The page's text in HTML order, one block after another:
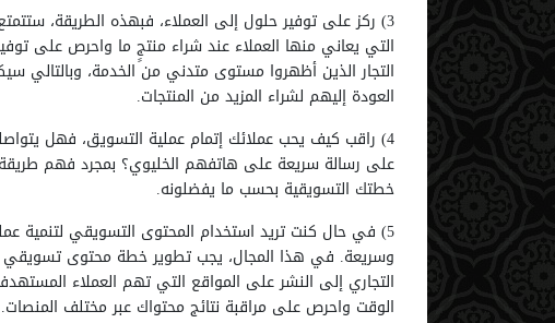
3) ركز على توفير حلول إلى العملاء، فبهذه الطريقة،
التي يعاني منها العملاء عند شراء منتجٍ ما واحرص على
التجار الذين أظهروا مستوى متدني من الخدمة، وبالتالي
العودة إليهم لشراء المزيد من المنتجات.
4) راقب كيف يحب عملائك إتمام عملية التسويق، فهل
على رسالة سريعة على هاتفهم الخليوي؟ بمجرد فهم طريقة
خطتك التسويقية بحسب ما يفضلونه.
5) في حال كنت تريد استخدام المحتوى التسويقي لتنمية
وسريعة. في هذا المجال، يجب تطوير خطة محتوى تسويقي
التجاري إلى النشر على المواقع التي تهم العملاء
الوقت واحرص على مراقبة نتائج محتواك عبر مختلف المنصات.